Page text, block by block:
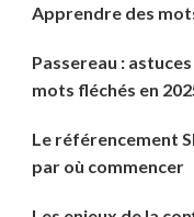
Apprendre des
Passereau :
mots fléchés en
Le référencement
par où commencer